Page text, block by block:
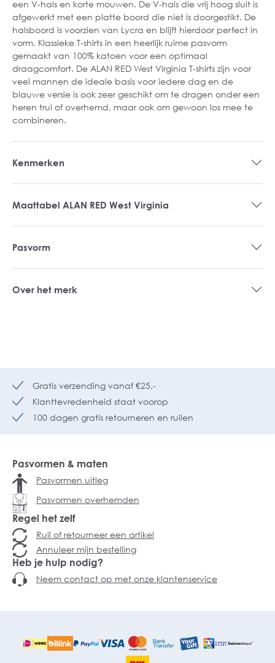
een V-hals en korte mouwen. De V-hals die vrij hoog sluit is
afgewerkt met een platte boord die niet is doorgestikt. De
halsboord is voorzien van Lycra en blijft hierdoor perfect in
vorm. Klassieke T-shirts in een heerlijk ruime pasvorm
gemaakt van 100% katoen voor een optimaal
draagcomfort. De ALAN RED West Virginia T-shirts zijn voor
veel mannen de ideale basis voor iedere dag en de
blauwe versie is ook zeer geschikt om te dragen onder een
heren trui of overhemd, maar ook om gewoon los mee te
combineren.
Kenmerken
Maattabel ALAN RED West Virginia
Pasvorm
Over het merk
Gratis verzending vanaf €25,-
Klanttevredenheid staat voorop
100 dagen gratis retourneren en ruilen
Pasvormen & maten
Pasvormen uitleg
Pasvormen overhemden
Regel het zelf
Ruil of retourneer een artikel
Annuleer mijn bestelling
Heb je hulp nodig?
Neem contact op met onze klantenservice